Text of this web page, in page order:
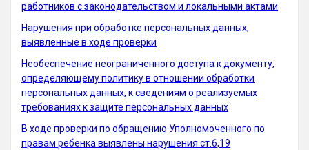
работников с законодательством и локальными актами
Нарушения при обработке персональных данных,
выявленные в ходе проверки
Необеспечение неограниченного доступа к документу,
определяющему политику в отношении обработки
персональных данных, к сведениям о реализуемых
требованиях к защите персональных данных
В ходе проверки по обращению Уполномоченного по
правам ребенка выявлены нарушения ст.6,19